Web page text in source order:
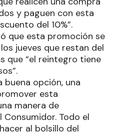
y paguen con esta
del 10%”.
que esta promoción se
jueves que restan del
que “el reintegro tiene
buena opción, una
esta
manera de
Todo el
al bolsillo del